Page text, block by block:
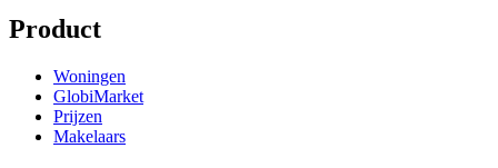
Product
Woningen
GlobiMarket
Prijzen
Makelaars